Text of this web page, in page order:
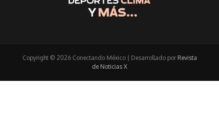
Copyright © 2026 Conectando México | Desarrollado por Revista
de Noticias X